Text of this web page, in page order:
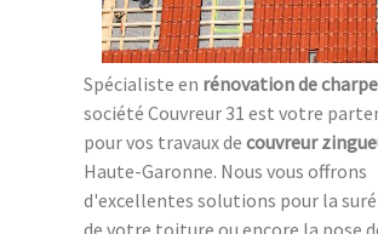
Spécialiste en rénovation de
société Couvreur 31 est votre
pour vos travaux de couvreur
Haute-Garonne. Nous vous offrons
d'excellentes solutions pour la
de votre toiture ou encore la pose